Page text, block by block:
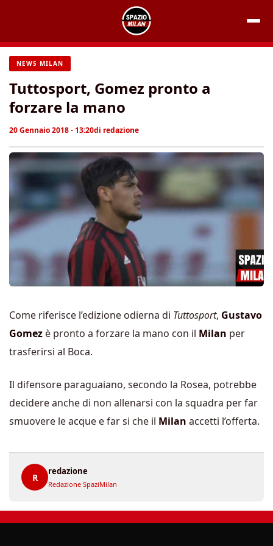
contenuto
NEWS MILAN
Tuttosport, Gomez pronto a
forzare la mano
20 Gennaio 2018 - 13:20di redazione
Come riferisce l’edizione odierna di Tuttosport, Gustavo
Gomez è pronto a forzare la mano con il Milan per
trasferirsi al Boca.
Il difensore paraguaiano, secondo la Rosea, potrebbe
decidere anche di non allenarsi con la squadra per far
smuovere le acque e far si che il Milan accetti l’offerta.
R
redazione
Redazione SpaziMilan